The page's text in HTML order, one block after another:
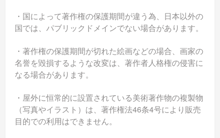
・国によって著作権の保護期間が違う為、日本以外の
国では、パブリックドメインでない場合があります。
・著作権の保護期間が切れた絵画などの場合、画家の
名誉を毀損するような改変は、著作者人格権の侵害に
なる場合があります。
・屋外に恒常的に設置されている美術著作物の複製物
（写真やイラスト）は、著作権法46条4号により販売
目的での利用はできません。